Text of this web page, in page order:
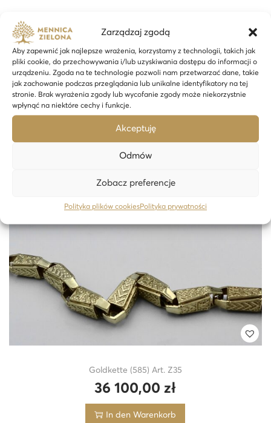
Zarządzaj zgodą
Aby zapewnić jak najlepsze wrażenia, korzystamy z technologii, takich jak
pliki cookie, do przechowywania i/lub uzyskiwania dostępu do informacji o
urządzeniu. Zgoda na te technologie pozwoli nam przetwarzać dane, takie
jak zachowanie podczas przeglądania lub unikalne identyfikatory na tej
stronie. Brak wyrażenia zgody lub wycofanie zgody może niekorzystnie
wpłynąć na niektóre cechy i funkcje.
Akceptuję
Odmów
Zobacz preferencje
Polityka plików cookiesPolityka prywatności
Ähnliche Produkte
Goldkette (585) Art. Z35
36 100,00zł
In den Warenkorb